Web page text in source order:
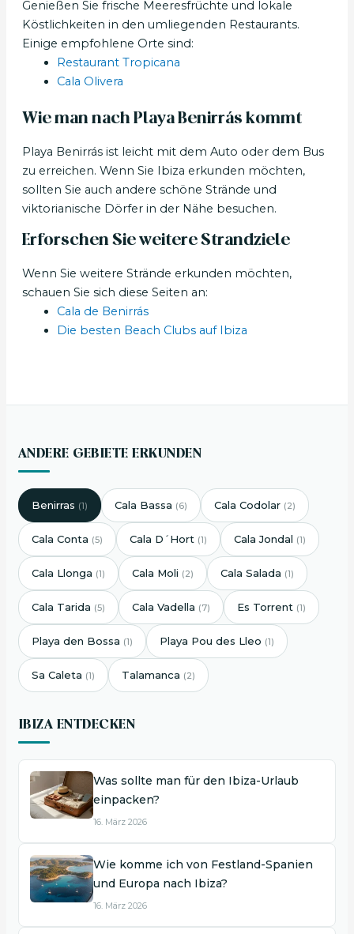
Genießen Sie frische Meeresfrüchte und lokale
Köstlichkeiten in den umliegenden Restaurants.
Einige empfohlene Orte sind:
Restaurant Tropicana
Cala Olivera
Wie man nach Playa Benirrás kommt
Playa Benirrás ist leicht mit dem Auto oder dem Bus
zu erreichen. Wenn Sie Ibiza erkunden möchten,
sollten Sie auch andere schöne Strände und
viktorianische Dörfer in der Nähe besuchen.
Erforschen Sie weitere Strandziele
Wenn Sie weitere Strände erkunden möchten,
schauen Sie sich diese Seiten an:
Cala de Benirrás
Die besten Beach Clubs auf Ibiza
ANDERE GEBIETE ERKUNDEN
Benirras (1) Cala Bassa (6) Cala Codolar (2)
Cala Conta (5) Cala D´Hort (1) Cala Jondal (1)
Cala Llonga (1) Cala Moli (2) Cala Salada (1)
Cala Tarida (5) Cala Vadella (7) Es Torrent (1)
Playa den Bossa (1) Playa Pou des Lleo (1)
Sa Caleta (1) Talamanca (2)
IBIZA ENTDECKEN
Was sollte man für den Ibiza-Urlaub
einpacken?
16. März 2026
Wie komme ich von Festland-Spanien
und Europa nach Ibiza?
16. März 2026